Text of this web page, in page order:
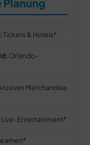
Planung
Tickets & Hotels
Orlando-
Merchandise
Live-Entertainment